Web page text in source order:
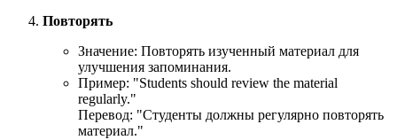
Повторять
Значение: Повторять изученный материал для
улучшения запоминания.
Пример: "Students should review the material
regularly."
Перевод: "Студенты должны регулярно повторять
материал."